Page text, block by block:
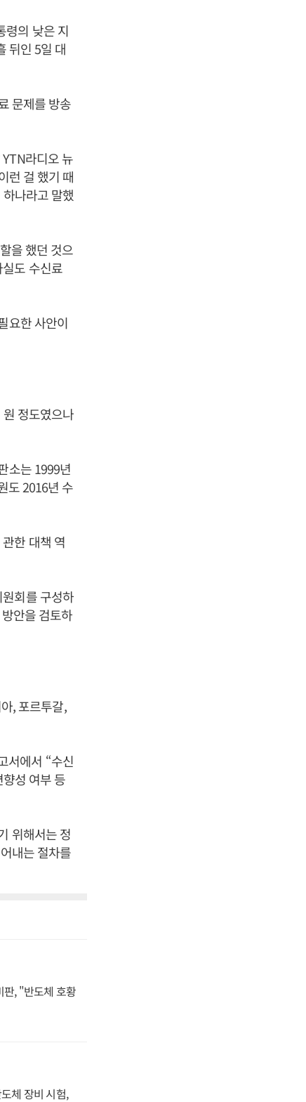
령의 낮은 지
뒤인 5일 대
문제를 방송
라디오 뉴
런 걸 했기 때
나라고 말했
을 했던 것으
도 수신료
요한 사안이
정도였으나
소는 1999년
도 2016년 수
한 대책 역
회를 구성하
안을 검토하
, 포르투갈,
서에서 “수신
성 여부 등
위해서는 정
내는 절차를
판, "반도체 호황
체 장비 시험,